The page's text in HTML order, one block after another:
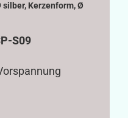
Kerzenform, Ø
S09